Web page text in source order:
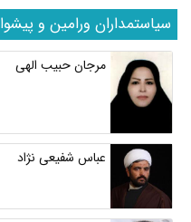
سیاستمداران ورامین و پیشوا
مرجان حبیب الهی
عباس شفیعی نژاد